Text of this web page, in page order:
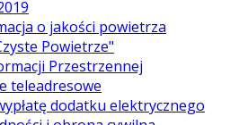
o jakości powietrza
Powietrze"
Przestrzennej
teleadresowe
dodatku elektrycznego